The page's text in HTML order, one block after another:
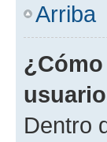
Arriba
Dentro